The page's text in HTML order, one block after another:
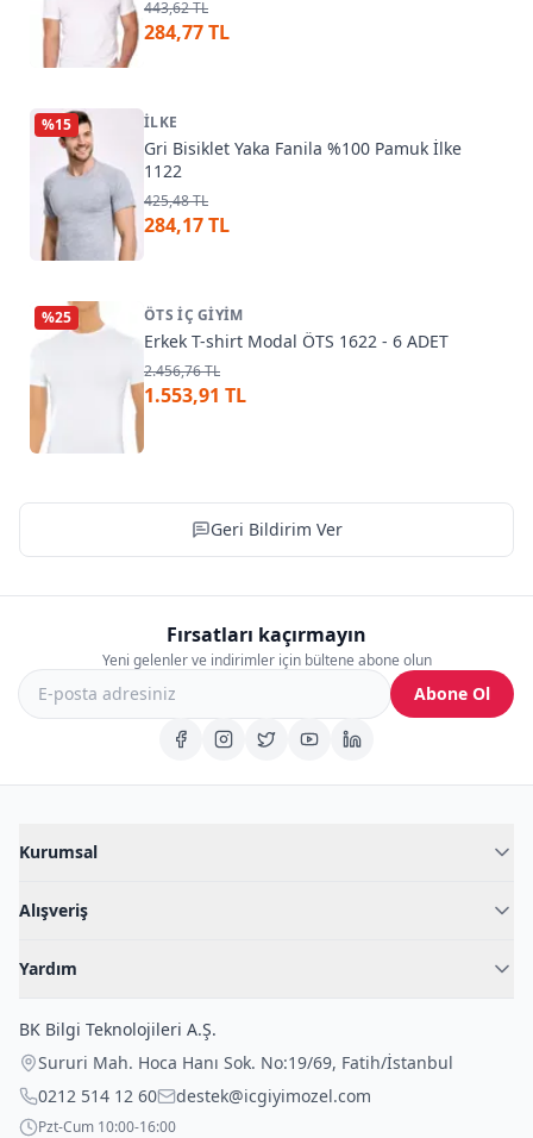
443,62 TL
284,77 TL
%15 İLKE
Gri Bisiklet Yaka Fanila %100 Pamuk İlke
1122
425,48 TL
284,17 TL
%25 ÖTS İÇ GIYIM
Erkek T-shirt Modal ÖTS 1622 - 6 ADET
2.456,76 TL
1.553,91 TL
Geri Bildirim Ver
Fırsatları kaçırmayın
Yeni gelenler ve indirimler için bültene abone olun
Abone Ol
Kurumsal
Blog
İç Giyim Rehberi
Alışveriş
Fantazi İç Giyim
Çocuk İç Giyim
Outlet Fırsatları
Yardım
İade Politikası
Gizli Paketleme
BK Bilgi Teknolojileri A.Ş.
Sururi Mah. Hoca Hanı Sok. No:19/69, Fatih/İstanbul
0212 514 12 60
destek@icgiyimozel.com
Pzt-Cum 10:00-16:00